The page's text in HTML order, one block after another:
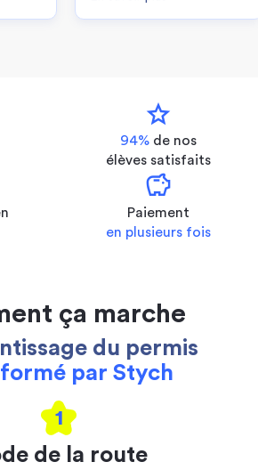
star
94% de nos
élèves satisfaits
savings
Paiement
en plusieurs fois
ça marche
du permis
par Stych
1
de la route